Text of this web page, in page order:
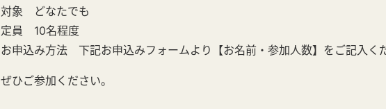
対象 どなたでも
定員 10名程度
お申込み方法 下記お申込みフォームより【お名前・参加人数】をご記入く
ぜひご参加ください。